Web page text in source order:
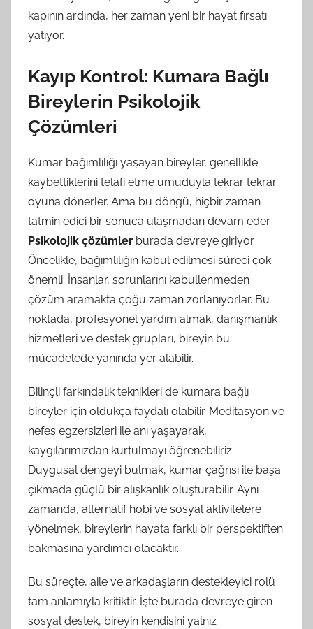
kapının ardında, her zaman yeni bir hayat fırsatı
yatıyor.
Kayıp Kontrol: Kumara Bağlı
Bireylerin Psikolojik
Çözümleri
Kumar bağımlılığı yaşayan bireyler, genellikle
kaybettiklerini telafi etme umuduyla tekrar tekrar
oyuna dönerler. Ama bu döngü, hiçbir zaman
tatmin edici bir sonuca ulaşmadan devam eder.
Psikolojik çözümler burada devreye giriyor.
Öncelikle, bağımlılığın kabul edilmesi süreci çok
önemli. İnsanlar, sorunlarını kabullenmeden
çözüm aramakta çoğu zaman zorlanıyorlar. Bu
noktada, profesyonel yardım almak, danışmanlık
hizmetleri ve destek grupları, bireyin bu
mücadelede yanında yer alabilir.
Bilinçli farkındalık teknikleri de kumara bağlı
bireyler için oldukça faydalı olabilir. Meditasyon ve
nefes egzersizleri ile anı yaşayarak,
kaygılarımızdan kurtulmayı öğrenebiliriz.
Duygusal dengeyi bulmak, kumar çağrısı ile başa
çıkmada güçlü bir alışkanlık oluşturabilir. Aynı
zamanda, alternatif hobi ve sosyal aktivitelere
yönelmek, bireylerin hayata farklı bir perspektiften
bakmasına yardımcı olacaktır.
Bu süreçte, aile ve arkadaşların destekleyici rolü
tam anlamıyla kritiktir. İşte burada devreye giren
sosyal destek, bireyin kendisini yalnız